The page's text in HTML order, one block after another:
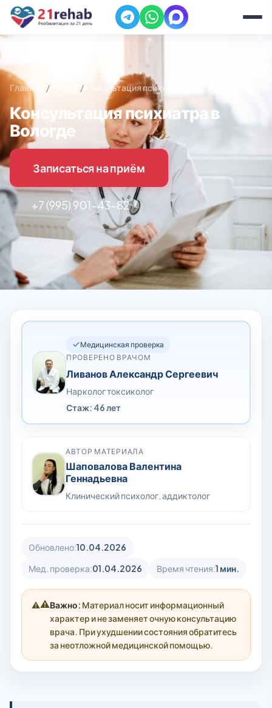
Главная Консультация психиатра в Вологде
Консультация психиатра в
Вологде
Записаться на приём
+7 (995) 901-43-82
Медицинская проверка
ПРОВЕРЕНО ВРАЧОМ
Ливанов Александр Сергеевич
Нарколог токсиколог
Стаж: 46 лет
АВТОР МАТЕРИАЛА
Шаповалова Валентина
Геннадьевна
Клинический психолог, аддиктолог
Обновлено:10.04.2026
Мед. проверка:01.04.2026 Время чтения:1 мин.
⚠️Важно: Материал носит информационный
характер и не заменяет очную консультацию
врача. При ухудшении состояния обратитесь
за неотложной медицинской помощью.